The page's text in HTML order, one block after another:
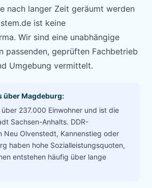
nach langer Zeit geräumt werden
ist keine
Wir sind eine unabhängige
passenden, geprüften Fachbetrieb
Umgebung vermittelt.
über Magdeburg:
237.000 Einwohner und ist die
Sachsen-Anhalts. DDR-
Neu Olvenstedt, Kannenstieg oder
haben hohe Sozialleistungsquoten,
entstehen häufig über lange